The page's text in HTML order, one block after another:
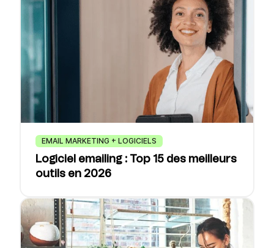
EMAIL MARKETING + LOGICIELS
Logiciel emailing : Top 15 des meilleurs
outils en 2026